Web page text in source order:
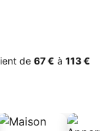
de ‎67 € à ‎113 €